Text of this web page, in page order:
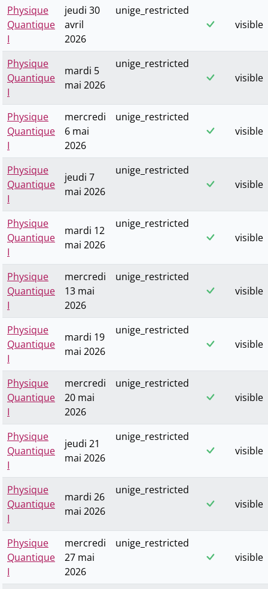
Physique
Quantique
I
jeudi 30
avril
2026
unige_restricted
visible
Physique
Quantique
I
mardi 5
mai 2026
unige_restricted
visible
Physique
Quantique
I
mercredi
6 mai
2026
unige_restricted
visible
Physique
Quantique
I
jeudi 7
mai 2026
unige_restricted
visible
Physique
Quantique
I
mardi 12
mai 2026
unige_restricted
visible
Physique
Quantique
I
mercredi
13 mai
2026
unige_restricted
visible
Physique
Quantique
I
mardi 19
mai 2026
unige_restricted
visible
Physique
Quantique
I
mercredi
20 mai
2026
unige_restricted
visible
Physique
Quantique
I
jeudi 21
mai 2026
unige_restricted
visible
Physique
Quantique
I
mardi 26
mai 2026
unige_restricted
visible
Physique
Quantique
I
mercredi
27 mai
2026
unige_restricted
visible